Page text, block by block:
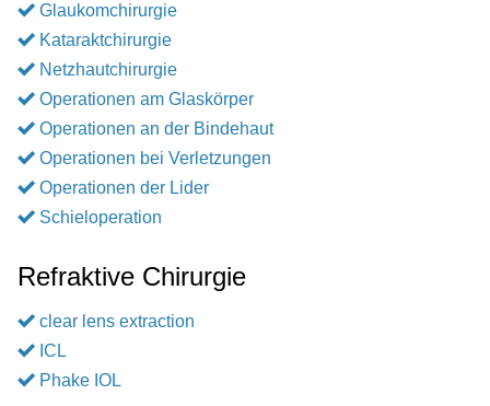
Glaukomchirurgie
Kataraktchirurgie
Netzhautchirurgie
Operationen am Glaskörper
Operationen an der Bindehaut
Operationen bei Verletzungen
Operationen der Lider
Schieloperation
Refraktive Chirurgie
clear lens extraction
ICL
Phake IOL